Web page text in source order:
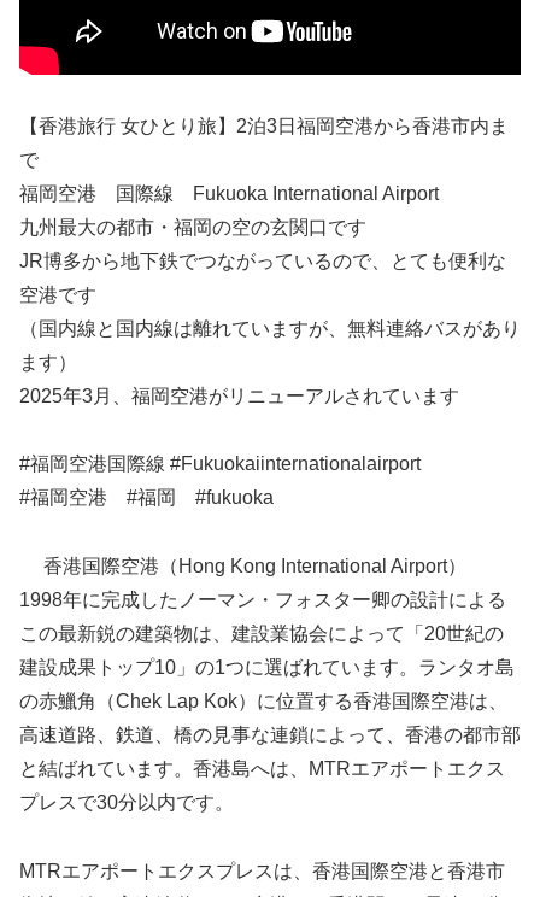
【香港旅行 女ひとり旅】2泊3日福岡空港から香港市内ま
で
福岡空港 国際線 Fukuoka International Airport
九州最大の都市・福岡の空の玄関口です
JR博多から地下鉄でつながっているので、とても便利な
空港です
（国内線と国内線は離れていますが、無料連絡バスがあり
ます）
2025年3月、福岡空港がリニューアルされています
#福岡空港国際線 #Fukuokaiinternationalairport
#福岡空港 #福岡 #fukuoka
香港国際空港（Hong Kong International Airport）
1998年に完成したノーマン・フォスター卿の設計による
この最新鋭の建築物は、建設業協会によって「20世紀の
建設成果トップ10」の1つに選ばれています。ランタオ島
の赤鱲角（Chek Lap Kok）に位置する香港国際空港は、
高速道路、鉄道、橋の見事な連鎖によって、香港の都市部
と結ばれています。香港島へは、MTRエアポートエクス
プレスで30分以内です。
MTRエアポートエクスプレスは、香港国際空港と香港市